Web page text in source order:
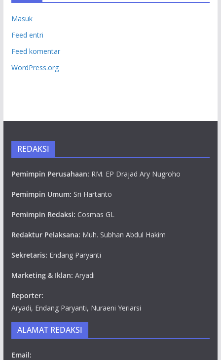
Masuk
Feed entri
Feed komentar
WordPress.org
REDAKSI
Pemimpin Perusahaan: RM. EP Drajad Ary Nugroho
Pemimpin Umum: Sri Hartanto
Pemimpin Redaksi: Cosmas GL
Redaktur Pelaksana: Muh. Subhan Abdul Hakim
Sekretaris: Endang Paryanti
Marketing & Iklan: Aryadi
Reporter:
Aryadi, Endang Paryanti, Nuraeni Yeriarsi
ALAMAT REDAKSI
Email: